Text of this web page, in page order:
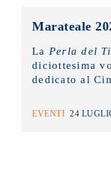
La Perla del
diciottesima
dedicato al
a domani
EVENTI 24